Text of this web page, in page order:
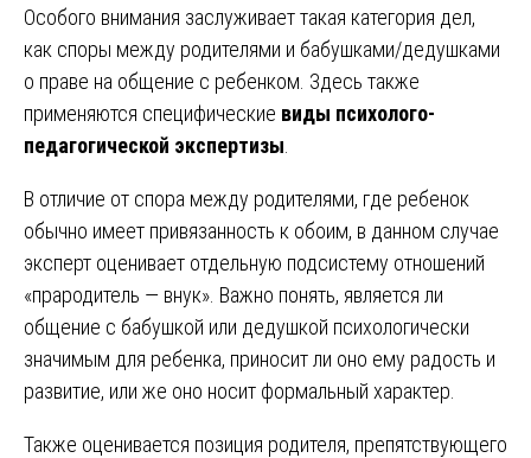
Особого внимания заслуживает такая категория дел,
как споры между родителями и бабушками/дедушками
о праве на общение с ребенком. Здесь также
применяются специфические виды психолого-
педагогической экспертизы
В отличие от спора между родителями, где ребенок
обычно имеет привязанность к обоим, в данном случае
эксперт оценивает отдельную подсистему отношений
«прародитель — внук». Важно понять, является ли
общение с бабушкой или дедушкой психологически
значимым для ребенка, приносит ли оно ему радость и
развитие, или же оно носит формальный характер.
Также оценивается позиция родителя, препятствующего